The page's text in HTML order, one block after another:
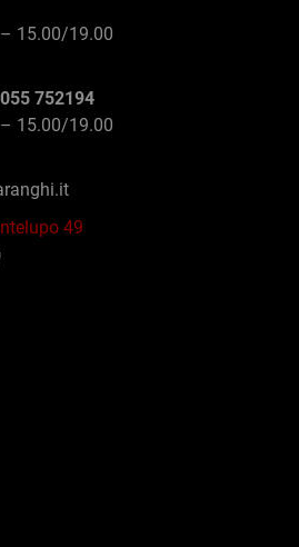
15.00/19.00
752194
15.00/19.00
49